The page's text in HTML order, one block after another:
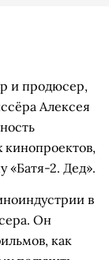
и продюсер,
Алексея
кинопроектов,
«Батя-2. Дед».
в
Он
как